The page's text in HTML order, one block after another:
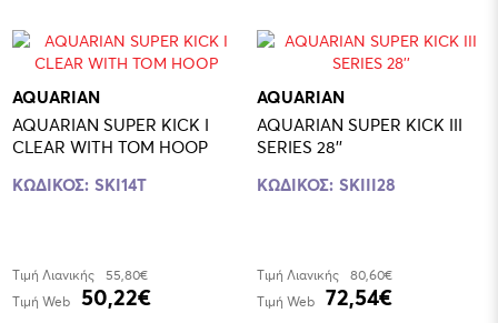
AQUARIAN
AQUARIAN SUPER KICK I
CLEAR WITH TOM HOOP
ΚΩΔΙΚΟΣ: SKI14T
Τιμή Λιανικής
55,80€
Τιμή Web
50,22€
AQUARIAN
AQUARIAN SUPER KICK III
SERIES 28''
ΚΩΔΙΚΟΣ: SKIII28
Τιμή Λιανικής
80,60€
Τιμή Web
72,54€